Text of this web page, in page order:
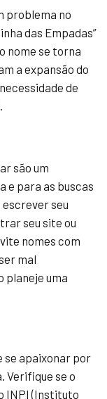
problema no
das Empadas”
nome se torna
a expansão do
de
são um
e para as buscas
escrever seu
seu site ou
nomes com
mal
planeje uma
se apaixonar por
Verifique se o
INPI (Instituto